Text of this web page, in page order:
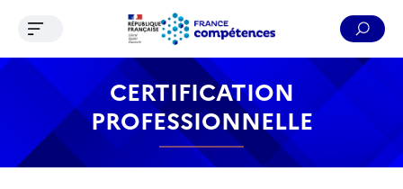
Contenu Recherche Menu Pied de page
Ouvrir le menu de navigation
CERTIFICATION
PROFESSIONNELLE